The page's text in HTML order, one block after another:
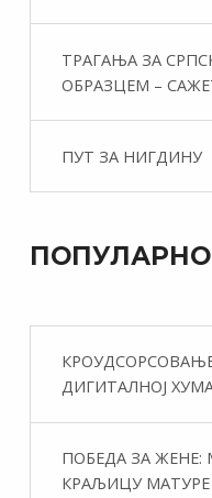
ТРАГАЊА ЗА
ОБРАЗЦЕМ –
ПУТ ЗА НИГДИНУ
ДИГИТАЛНОЈ
ПОБЕДА ЗА
КРАЉИЦУ МАТУРЕ